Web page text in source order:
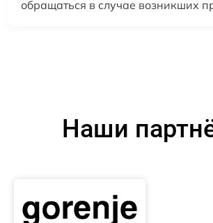
обращаться в случае возникших
Наши